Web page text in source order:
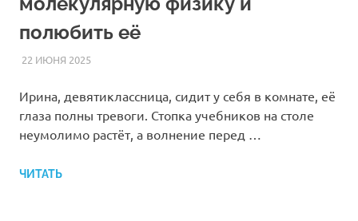
полюбить её
22 ИЮНЯ 2025FOREIGNSCHOOL
СТАТЬИ
Ирина, девятиклассница, сидит у себя в комнате, её
глаза полны тревоги. Стопка учебников на столе
неумолимо растёт, а волнение перед …
ЧИТАТЬ